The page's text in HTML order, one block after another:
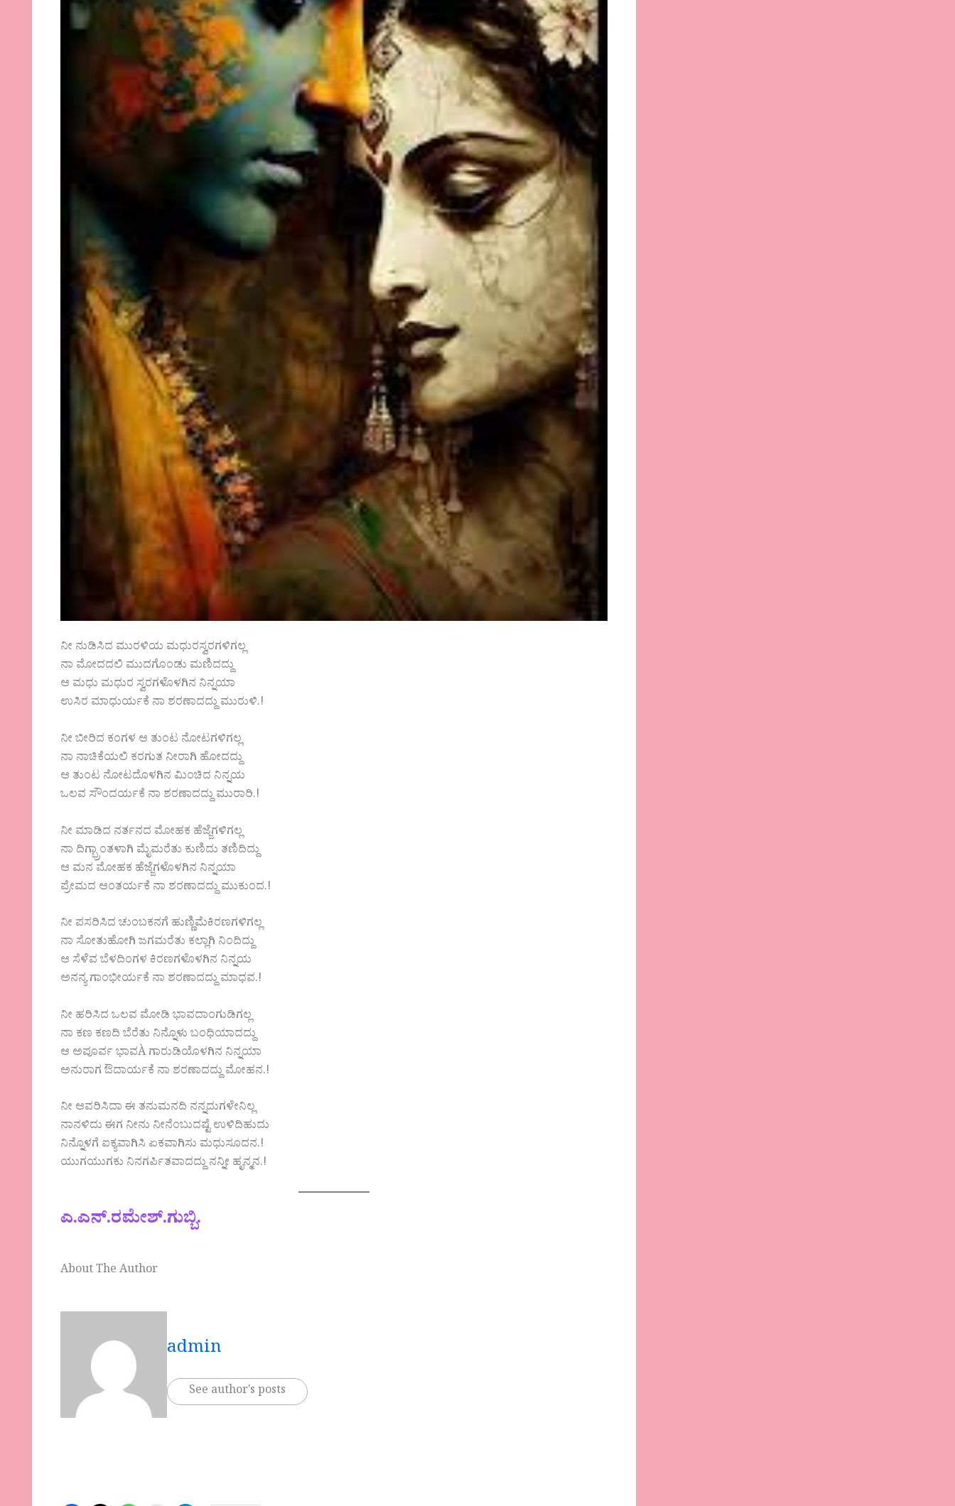
ನೀ ನುಡಿಸಿದ ಮುರಳಿಯ ಮಧುರಸ್ವರಗಳಿಗಲ್ಲ
ನಾ ಮೋದದಲಿ ಮುದಗೊಂಡು ಮಣಿದದ್ದು
ಆ ಮಧು ಮಧುರ ಸ್ವರಗಳೊಳಗಿನ ನಿನ್ನಯಾ
ಉಸಿರ ಮಾಧುರ್ಯಕೆ ನಾ ಶರಣಾದದ್ದು ಮುರುಳಿ.!
ನೀ ಬೀರಿದ ಕಂಗಳ ಆ ತುಂಟ ನೋಟಗಳಿಗಲ್ಲ
ನಾ ನಾಚಿಕೆಯಲಿ ಕರಗುತ ನೀರಾಗಿ ಹೋದದ್ದು
ಆ ತುಂಟ ನೋಟದೊಳಗಿನ ಮಿಂಚಿದ ನಿನ್ನಯ
ಒಲವ ಸೌಂದರ್ಯಕೆ ನಾ ಶರಣಾದದ್ದು ಮುರಾರಿ.!
ನೀ ಮಾಡಿದ ನರ್ತನದ ಮೋಹಕ ಹೆಜ್ಜೆಗಳಿಗಲ್ಲ
ನಾ ದಿಗ್ಭ್ರಾಂತಳಾಗಿ ಮೈಮರೆತು ಕುಣಿದು ತಣಿದಿದ್ದು
ಆ ಮನ ಮೋಹಕ ಹೆಜ್ಜೆಗಳೊಳಗಿನ ನಿನ್ನಯಾ
ಪ್ರೇಮದ ಆಂತರ್ಯಕೆ ನಾ ಶರಣಾದದ್ದು ಮುಕುಂದ.!
ನೀ ಪಸರಿಸಿದ ಚುಂಬಕನಗೆ ಹುಣ್ಣಿಮೆಕಿರಣಗಳಿಗಲ್ಲ
ನಾ ಸೋತುಹೋಗಿ ಜಗಮರೆತು ಕಲ್ಲಾಗಿ ನಿಂದಿದ್ದು
ಆ ಸೆಳೆವ ಬೆಳದಿಂಗಳ ಕಿರಣಗಳೊಳಗಿನ ನಿನ್ನಯ
ಅನನ್ಯ ಗಾಂಭೀರ್ಯಕೆ ನಾ ಶರಣಾದದ್ದು ಮಾಧವ.!
ನೀ ಹರಿಸಿದ ಒಲವ ಮೋಡಿ ಭಾವದಾಂಗುಡಿಗಲ್ಲ
ನಾ ಕಣ ಕಣದಿ ಬೆರೆತು ನಿನ್ನೊಳು ಬಂಧಿಯಾದದ್ದು
ಆ ಅಪೂರ್ವ ಭಾವÀ ಗಾರುಡಿಯೊಳಗಿನ ನಿನ್ನಯಾ
ಅನುರಾಗ ಔದಾರ್ಯಕೆ ನಾ ಶರಣಾದದ್ದು ಮೋಹನ.!
ನೀ ಆವರಿಸಿದಾ ಈ ತನುಮನದಿ ನನ್ನದುಗಳೇನಿಲ್ಲ
ನಾನಳಿದು ಈಗ ನೀನು ನೀನೆಂಬುದಷ್ಟೆ ಉಳಿದಿಹುದು
ನಿನ್ನೊಳಗೆ ಐಕ್ಯವಾಗಿಸಿ ಏಕವಾಗಿಸು ಮಧುಸೂದನ.!
ಯುಗಯುಗಕು ನಿನಗರ್ಪಿತವಾದದ್ದು ನನ್ನೀ ಹೃನ್ಮನ.!
ಎ.ಎನ್.ರಮೇಶ್.ಗುಬ್ಬಿ.
About The Author
admin
See author's posts